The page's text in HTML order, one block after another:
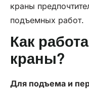
краны
подъемных работ.
Как
краны?
Для подъема и